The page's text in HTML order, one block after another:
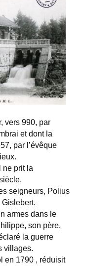
vers 990, par
et dont la
par l’évêque
ne prit la
seigneurs, Polius
armes dans le
son père,
la guerre
villages.
en 1790 , réduisit